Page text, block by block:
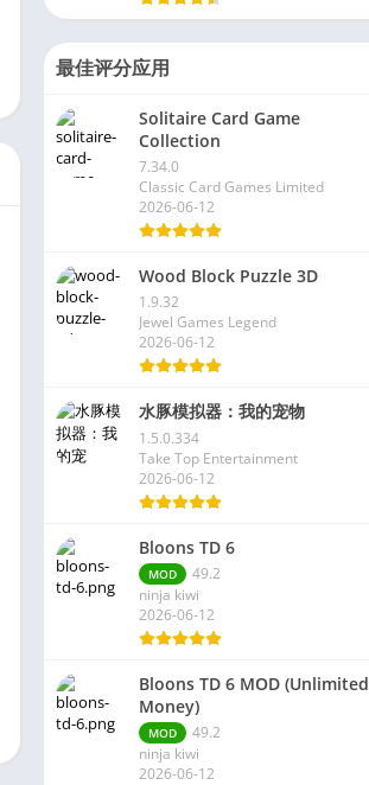
最佳评分应用
Solitaire Card Game
Collection
7.34.0
Classic Card Games Limited
2026-06-12
Wood Block Puzzle 3D
1.9.32
Jewel Games Legend
2026-06-12
水豚模拟器：我的宠物
1.5.0.334
Take Top Entertainment
2026-06-12
Bloons TD 6
MOD
49.2
ninja kiwi
2026-06-12
Bloons TD 6 MOD (Unlimited
Money)
MOD
49.2
ninja kiwi
2026-06-12